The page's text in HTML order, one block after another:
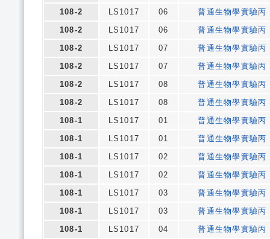
108-2 LS1017 06
普通生物學實驗丙
108-2
LS1017 06
普通生物學實驗丙
108-2
LS1017 07
普通生物學實驗丙
108-2
LS1017 07
普通生物學實驗丙
108-2
LS1017 08
普通生物學實驗丙
108-2
LS1017 08
普通生物學實驗丙
108-1
LS1017 01
普通生物學實驗丙
108-1
LS1017 01
普通生物學實驗丙
108-1
LS1017 02
普通生物學實驗丙
108-1
LS1017 02
普通生物學實驗丙
108-1
LS1017 03
普通生物學實驗丙
108-1
LS1017 03
普通生物學實驗丙
108-1
LS1017 04
普通生物學實驗丙